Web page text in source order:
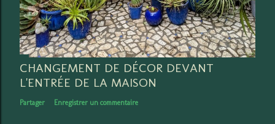
CHANGEMENT DE DÉCOR DEVANT
L'ENTRÉE DE LA MAISON
Partager Enregistrer un commentaire